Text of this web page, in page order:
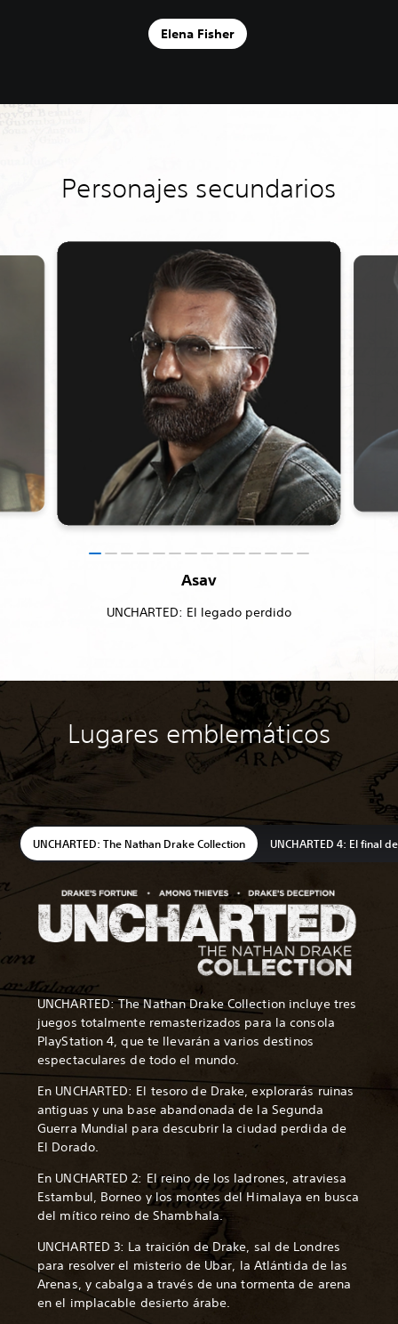
Elena Fisher
Personajes secundarios
Asav
UNCHARTED: El legado perdido
Lugares emblemáticos
UNCHARTED: The Nathan Drake Collection UNCHARTED 4: El final
UNCHARTED: The Nathan Drake Collection incluye tres
juegos totalmente remasterizados para la consola
PlayStation 4, que te llevarán a varios destinos
espectaculares de todo el mundo.
En UNCHARTED: El tesoro de Drake, explorarás ruinas
antiguas y una base abandonada de la Segunda
Guerra Mundial para descubrir la ciudad perdida de
El Dorado.
En UNCHARTED 2: El reino de los ladrones, atraviesa
Estambul, Borneo y los montes del Himalaya en busca
del mítico reino de Shambhala.
UNCHARTED 3: La traición de Drake, sal de Londres
para resolver el misterio de Ubar, la Atlántida de las
Arenas, y cabalga a través de una tormenta de arena
en el implacable desierto árabe.